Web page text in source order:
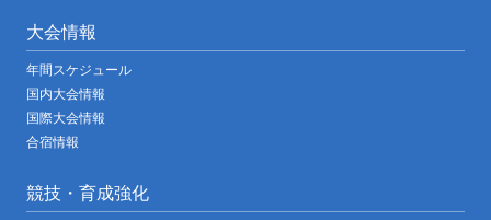
大会情報
年間スケジュール
国内大会情報
国際大会情報
合宿情報
競技・育成強化